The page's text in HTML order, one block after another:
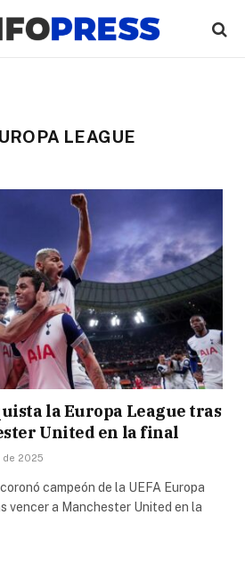
LEAGUE
la Europa League tras
United en la final
de 2025
campeón de la UEFA Europa
vencer a Manchester United en la